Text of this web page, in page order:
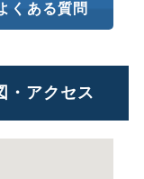
くある質問
・アクセス